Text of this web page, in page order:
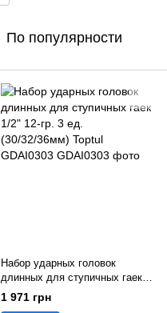
По популярности
Набор ударных головок
длинных для ступичных гаек
1/2" 12-гр. 3 ед. (30/32/36мм)
Toptul GDAI0303
1 971 грн